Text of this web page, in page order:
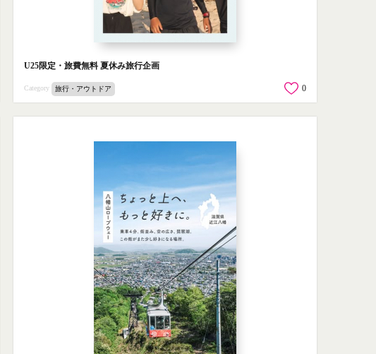
U25限定・旅費無料 夏休み旅行企画
Category 旅行・アウトドア 0